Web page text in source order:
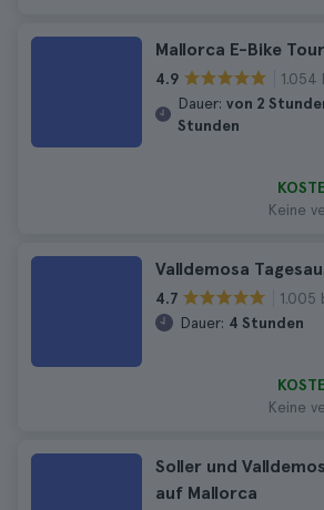
Mallorca E-Bike Tour
4.9
1.054
Dauer: von 2
Stunden
Keine
Valldemosa
4.7
1.005
Dauer: 4 Stunden
Keine
Soller und
auf Mallorca